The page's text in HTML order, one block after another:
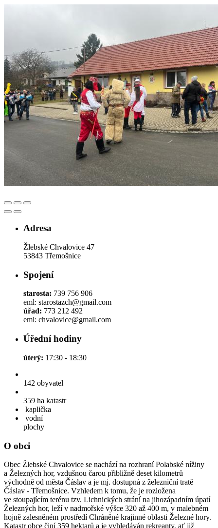
Adresa
Žlebské Chvalovice 47
53843 Třemošnice
Spojení
starosta: 739 756 906
eml: starostazch@gmail.com
úřad: 773 212 492
eml: chvalovice@gmail.com
Úřední hodiny
úterý: 17:30 - 18:30
142 obyvatel
359 ha katastr
kaplička
vodní
plochy
O obci
Obec Žlebské Chvalovice se nachází na rozhraní Polabské nížiny
a Železných hor, vzdušnou čarou přibližně deset kilometrů
východně od města Čáslav a je mj. dostupná z železniční tratě
Čáslav - Třemošnice. Vzhledem k tomu, že je rozložena
ve stoupajícím terénu tzv. Lichnických strání na jihozápadním úpatí
Železných hor, leží v nadmořské výšce 320 až 400 m, v malebném
hojně zalesněném prostředí Chráněné krajinné oblasti Železné hory.
Katastr obce činí 359 hektarů a je vyhledáván rekreanty, ať již